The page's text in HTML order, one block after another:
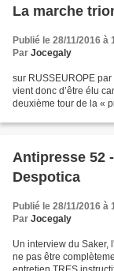
La marche
Publié le 28/11/2016 à
Par Jocegaly
sur RUSSEUROPE
vient donc d’être élu
deuxième tour de la «
Antipresse 52
Despotica
Publié le 28/11/2016 à
Par Jocegaly
Un interview du Saker,
ne pas être